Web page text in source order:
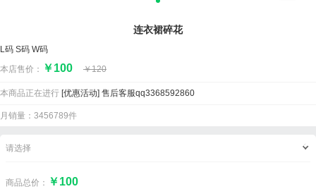
连衣裙碎花
L码 S码 W码
本店售价： ￥100 ￥120
本商品正在进行 [优惠活动] 售后客服qq3368592860
月销量：3456789件
请选择
商品总价： ￥100